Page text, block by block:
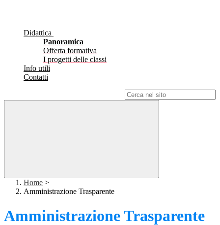
Didattica
Panoramica
Offerta formativa
I progetti delle classi
Info utili
Contatti
Home >
Amministrazione Trasparente
Amministrazione Trasparente